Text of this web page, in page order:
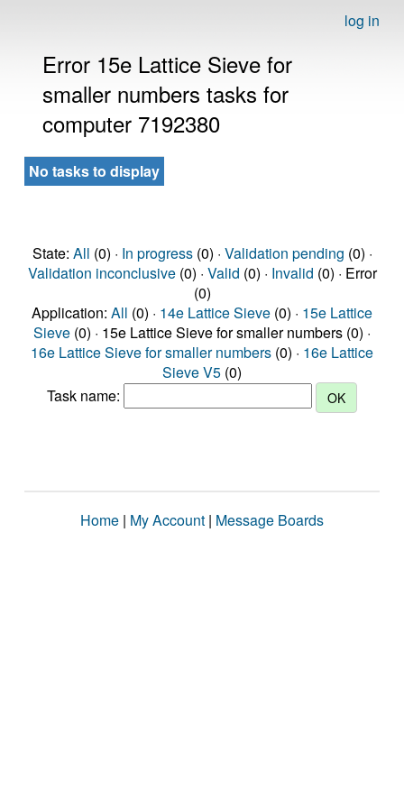
log in
Error 15e Lattice Sieve for
smaller numbers tasks for
computer 7192380
No tasks to display
State: All (0) · In progress(0) · Validation pending (0) ·
Validation inconclusive(0) · Valid (0) · Invalid (0) · Error
(0)
Application: All (0) · 14e Lattice Sieve (0) · 15e Lattice
Sieve (0) · 15e Lattice Sieve for smaller numbers (0) ·
16e Lattice Sieve for smaller numbers (0) · 16e Lattice
Sieve V5 (0)
Task name:
Home | My Account | Message Boards